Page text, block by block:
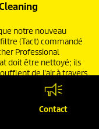
notre nouveau
(Tact) commandé
Professional
doit être nettoyé; ils
de l'air à travers
sans perte de
révolutionnaire
inédites sans
les nuisances
faibles.
Contact